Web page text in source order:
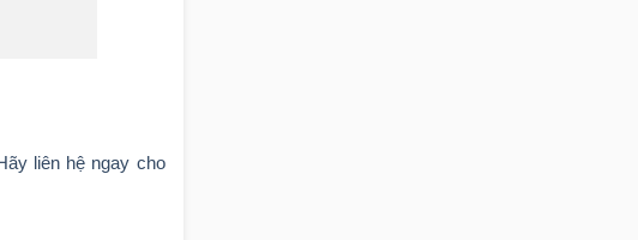
liên hệ ngay cho